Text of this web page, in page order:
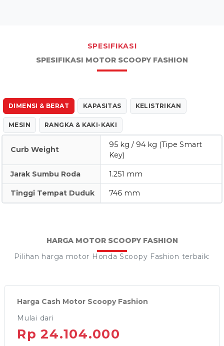
SPESIFIKASI
SPESIFIKASI MOTOR SCOOPY FASHION
DIMENSI & BERAT KAPASITAS KELISTRIKAN
MESIN RANGKA & KAKI-KAKI
Curb Weight
95 kg / 94 kg (Tipe Smart
Key)
Jarak Sumbu Roda 1.251 mm
Tinggi Tempat Duduk 746 mm
HARGA MOTOR SCOOPY FASHION
Pilihan harga motor Honda Scoopy Fashion terbaik:
Harga Cash Motor Scoopy Fashion
Mulai dari
Rp 24.104.000